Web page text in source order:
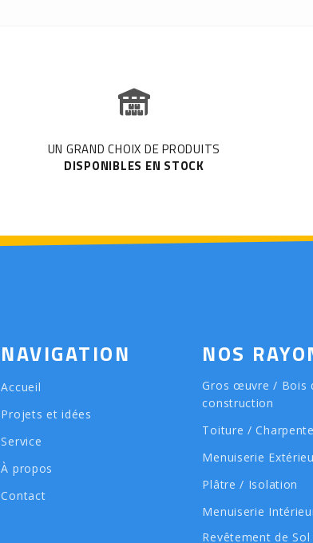
UN GRAND CHOIX DE PRODUITS
DISPONIBLES EN STOCK
NAVIGATION
Accueil
Projets et idées
Service
À propos
Contact
NOS
Gros œuvre / Bois
construction
Toiture /
Menuiserie
Plâtre / Isolation
Menuiserie
Revêtement de